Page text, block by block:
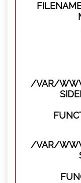
/VAR/
/VAR/